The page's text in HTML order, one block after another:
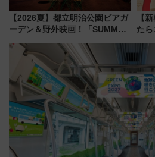
【2026夏】都立明治公園ビアガ
ーデン＆野外映画！「SUMMER
ケジュール 夜風とビール、映画
を満喫！
【
た
産ス